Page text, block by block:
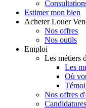
Estimer mon bien
Acheter Louer
Nos offres
Nos outils
Emploi
Les métiers
Les
Où
Nos offres